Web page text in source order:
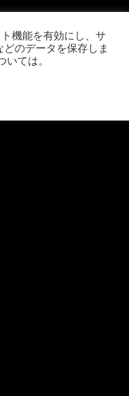
CHANGES
STEVE
機能を有効にし、サ
のデータを保存しま
いては。